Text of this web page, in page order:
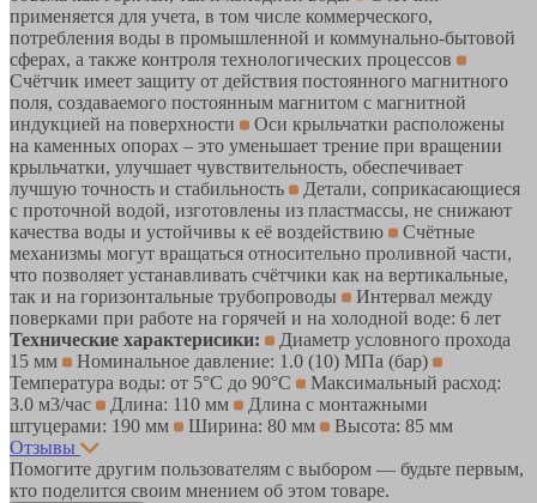
применяется для учета, в том числе коммерческого,
потребления воды в промышленной и коммунально-бытовой
сферах, а также контроля технологических процессов
Счётчик имеет защиту от действия постоянного магнитного
поля, создаваемого постоянным магнитом с магнитной
индукцией на поверхности
Оси крыльчатки расположены
на каменных опорах – это уменьшает трение при вращении
крыльчатки, улучшает чувствительность, обеспечивает
лучшую точность и стабильность
Детали, соприкасающиеся
с проточной водой, изготовлены из пластмассы, не снижают
качества воды и устойчивы к её воздействию
Счётные
механизмы могут вращаться относительно проливной части,
что позволяет устанавливать счётчики как на вертикальные,
так и на горизонтальные трубопроводы
Интервал между
поверками при работе на горячей и на холодной воде: 6 лет
Технические характерисики:
Диаметр условного прохода
15 мм
Номинальное давление: 1.0 (10) МПа (бар)
Температура воды: от 5°С до 90°С
Максимальный расход:
3.0 м3/час
Длина: 110 мм
Длина с монтажными
штуцерами: 190 мм
Ширина: 80 мм
Высота: 85 мм
Отзывы
Помогите другим пользователям с выбором — будьте первым,
кто поделится своим мнением об этом товаре.